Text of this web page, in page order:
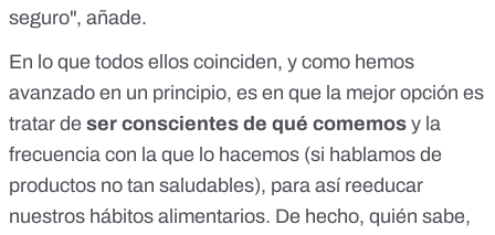
seguro", añade.
En lo que todos ellos coinciden, y como hemos
avanzado en un principio, es en que la mejor opción es
tratar de ser conscientes de qué comemos y la
frecuencia con la que lo hacemos (si hablamos de
productos no tan saludables), para así reeducar
nuestros hábitos alimentarios. De hecho, quién sabe,